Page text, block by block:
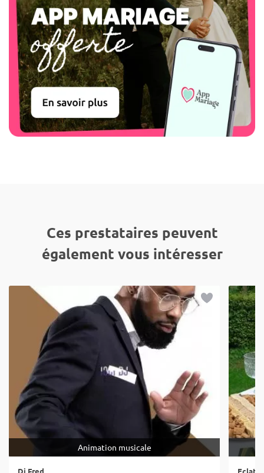
Ces prestataires peuvent
également vous intéresser
Animation musicale
Dj Fred
Eclat